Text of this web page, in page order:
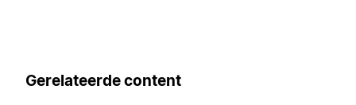
Gerelateerde content